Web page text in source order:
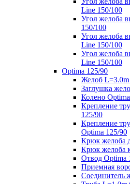
Line 150/100
Угол желоба
150/100
Угол желоба
Line 150/100
Угол желоба
Line 150/100
Optima 125/90
Желоб L=3.0m
Заглушка
Колено
Крепление
125/90
Крепление
Optima 125/90
Крюк желоба
Крюк желоба
Отвод Optima
Приемная
Соединитель